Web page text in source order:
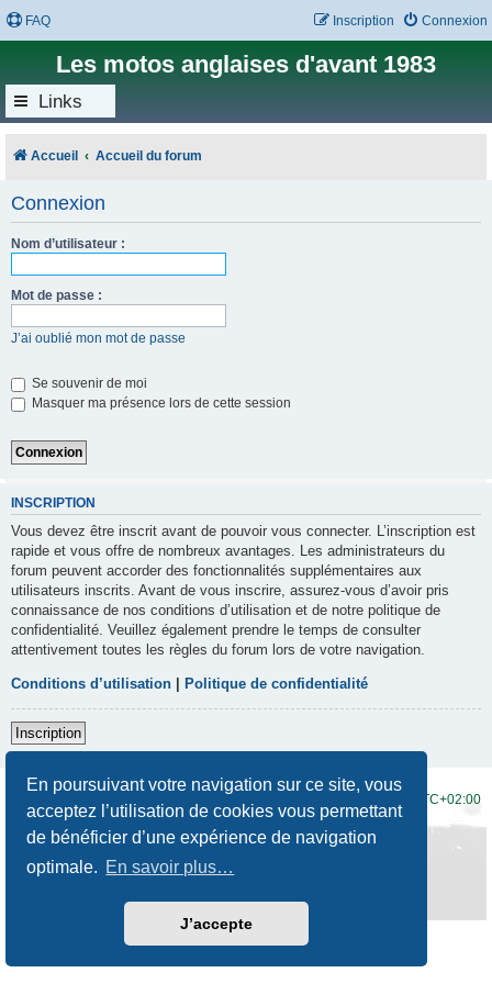
En poursuivant votre navigation sur ce site, vous
acceptez l’utilisation de cookies vous permettant
de bénéficier d’une expérience de navigation
optimale. En savoir plus…
J’accepte
FAQ Connexion
Inscription
Les motos anglaises d'avant 1983
Links
Accueil Accueil du forum
Connexion
Nom d’utilisateur :
Mot de passe :
J’ai oublié mon mot de passe
Se souvenir de moi
Masquer ma présence lors de cette session
INSCRIPTION
Vous devez être inscrit avant de pouvoir vous connecter. L’inscription est
rapide et vous offre de nombreux avantages. Les administrateurs du
forum peuvent accorder des fonctionnalités supplémentaires aux
utilisateurs inscrits. Avant de vous inscrire, assurez-vous d’avoir pris
connaissance de nos conditions d’utilisation et de notre politique de
confidentialité. Veuillez également prendre le temps de consulter
attentivement toutes les règles du forum lors de votre navigation.
Conditions d’utilisation Politique de confidentialité
Inscription
UTC+02:00
Développé par phpBB® Forum Software © phpBB Limited
Traduction française officielle
Prosilver New Edition
Confidentialité|Conditions